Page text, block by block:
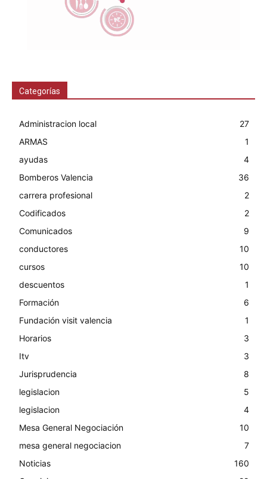
Categorías
Administracion local
27
ARMAS
1
ayudas
4
Bomberos Valencia
36
carrera profesional
2
Codificados
2
Comunicados
9
conductores
10
cursos
10
descuentos
1
Formación
6
Fundación visit valencia
1
Horarios
3
Itv
3
Jurisprudencia
8
legislacion
5
legislacion
4
Mesa General Negociación
10
mesa general negociacion
7
Noticias
160